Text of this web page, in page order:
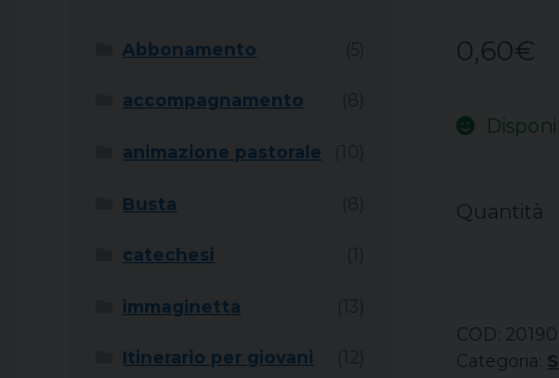
0,60€
Quantità
COD:
Categoria:
Abbonamento
accompagnamento
animazione pastorale
Busta
catechesi
immaginetta
Itinerario per giovani